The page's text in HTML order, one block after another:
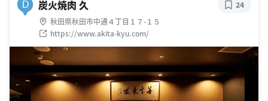
D 炭火焼肉 久
秋田県秋田市中通４丁目１７-１５
https://www.akita-kyu.com/
24